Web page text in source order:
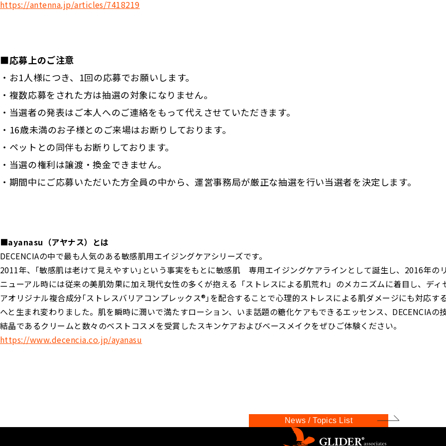
https://antenna.jp/articles/7418219
■応募上のご注意
・お1人様につき、1回の応募でお願いします。
・複数応募をされた方は抽選の対象になりません。
・当選者の発表はご本人へのご連絡をもって代えさせていただきます。
・16歳未満のお子様とのご来場はお断りしております。
・ペットとの同伴もお断りしております。
・当選の権利は譲渡・換金できません。
・期間中にご応募いただいた方全員の中から、運営事務局が厳正な抽選を行い当選者を決定します。
■ayanasu（アヤナス）とは
DECENCIAの中で最も人気のある敏感肌用エイジングケアシリーズです。
2011年、｢敏感肌は老けて見えやすい｣という事実をもとに敏感肌 専用エイジングケアラインとして誕生し、2016年のリ
ニューアル時には従来の美肌効果に加え現代女性の多くが抱える「ストレスによる肌荒れ」のメカニズムに着目し、ディ
アオリジナル複合成分｢ストレスバリアコンプレックス®｣を配合することで心理的ストレスによる肌ダメージにも対応す
へと生まれ変わりました。肌を瞬時に潤いで満たすローション、いま話題の糖化ケアもできるエッセンス、DECENCIAの
結晶であるクリームと数々のベストコスメを受賞したスキンケアおよびベースメイクをぜひご体験ください。
https://www.decencia.co.jp/ayanasu
News / Topics List